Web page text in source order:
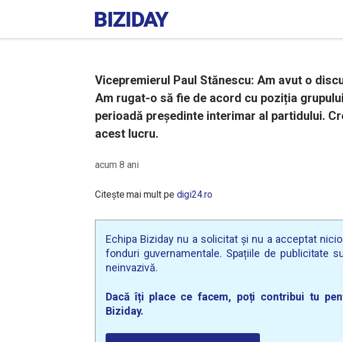
Vicepremierul Paul Stănescu: Am avut o
Am rugat-o să fie de acord cu poziția
perioadă preşedinte interimar al partidului.
acest lucru.
acum 8 ani
Citește mai mult pe digi24.ro
Echipa Biziday nu a solicitat și nu a acceptat
fonduri guvernamentale. Spațiile de publicitate
neinvazivă.
Dacă îți place ce facem, poți contribui tu
Biziday.